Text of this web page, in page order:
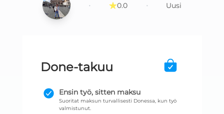
· 0.0 · Uusi
Done-takuu
Ensin työ, sitten maksu
Suoritat maksun turvallisesti Donessa, kun työ
valmistunut.